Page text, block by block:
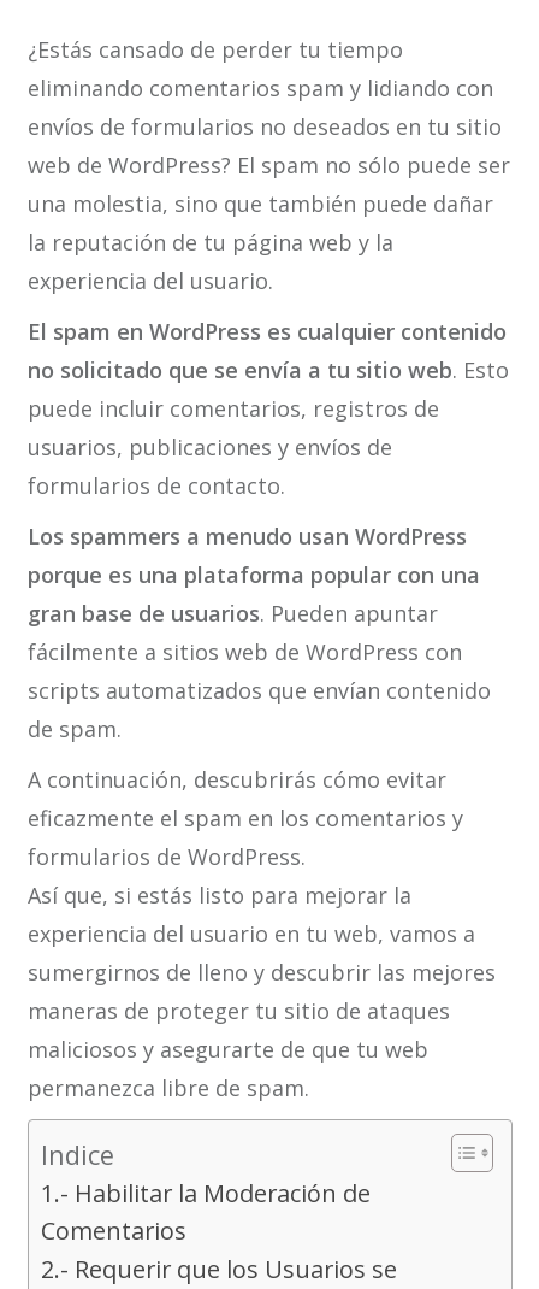
¿Estás cansado de perder tu tiempo
eliminando comentarios spam y lidiando con
envíos de formularios no deseados en tu sitio
web de WordPress? El spam no sólo puede ser
una molestia, sino que también puede dañar
la reputación de tu página web y la
experiencia del usuario.
El spam en WordPress es cualquier contenido
no solicitado que se envía a tu sitio web. Esto
puede incluir comentarios, registros de
usuarios, publicaciones y envíos de
formularios de contacto.
Los spammers a menudo usan WordPress
porque es una plataforma popular con una
gran base de usuarios. Pueden apuntar
fácilmente a sitios web de WordPress con
scripts automatizados que envían contenido
de spam.
A continuación, descubrirás cómo evitar
eficazmente el spam en los comentarios y
formularios de WordPress.
Así que, si estás listo para mejorar la
experiencia del usuario en tu web, vamos a
sumergirnos de lleno y descubrir las mejores
maneras de proteger tu sitio de ataques
maliciosos y asegurarte de que tu web
permanezca libre de spam.
Indice
1.- Habilitar la Moderación de
Comentarios
2.- Requerir que los Usuarios se